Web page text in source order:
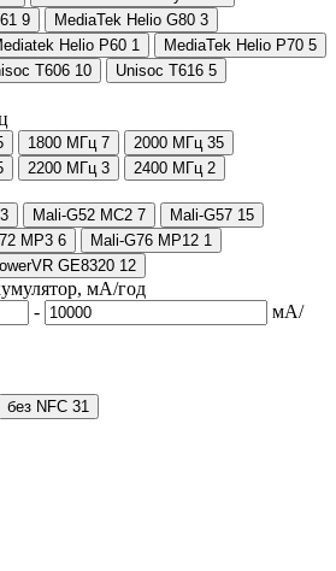
9 MediaTek Helio G80 3
Helio P60 1 MediaTek Helio P70 5
T606 10 Unisoc T616 5
1800 МГц 7 2000 МГц 35
2200 МГц 3 2400 МГц 2
3 Mali-G52 MC2 7 Mali-G57 15
MP3 6 Mali-G76 MP12 1
GE8320 12
мА/год
-
мА/
без NFC 31